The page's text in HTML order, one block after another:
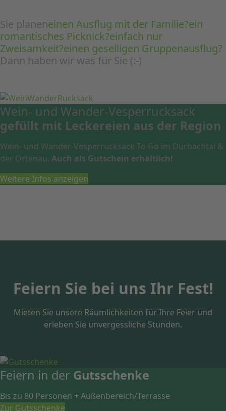
Sie planeneinen Ausflug mit der Familie?ein
romantisches Picknick?einfach nur
Zweisamkeit?einen geselligen Gruppenausflug?
Dann haben wir was für Sie (:-)
Wein- und Wander-Vesperrucksack
gefüllt mit Leckereien aus der Region
Wein- und Wander-Vesperrucksack To Go im Durbachtal &
der Ortenau. Auch als Gutschein erhältlich!
Weitere Infos anzeigen
Feiern Sie bei uns Ihr Fest!
Mieten Sie unsere Räumlichkeiten für Ihre Feier und
erleben Sie unvergessliche Stunden.
Feiern in der Gutsschenke
Bis zu 80 Personen + Außenbereich/Terrasse
Zur Gutsschenke